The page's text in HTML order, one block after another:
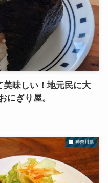
美味しい！地元民に大
にぎり屋。
神奈川県